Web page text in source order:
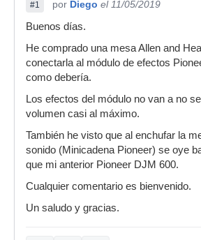
#1 por Diego el 11/05/2019
Buenos días.
He comprado una mesa Allen and
conectarla al módulo de efectos
como debería.
Los efectos del módulo no van a no
volumen casi al máximo.
También he visto que al enchufar la
sonido (Minicadena Pioneer) se oye
que mi anterior Pioneer DJM 600.
Cualquier comentario es bienvenido.
Un saludo y gracias.